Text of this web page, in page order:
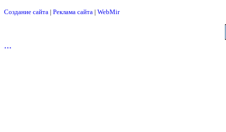
Создание сайта | Реклама сайта | WebMir
...